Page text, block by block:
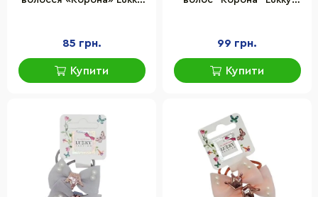
85 грн.
Купити
99 грн.
Купити